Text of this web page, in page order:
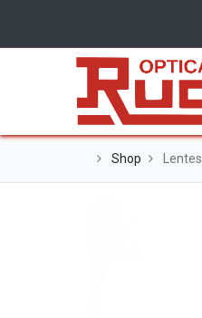
Shop